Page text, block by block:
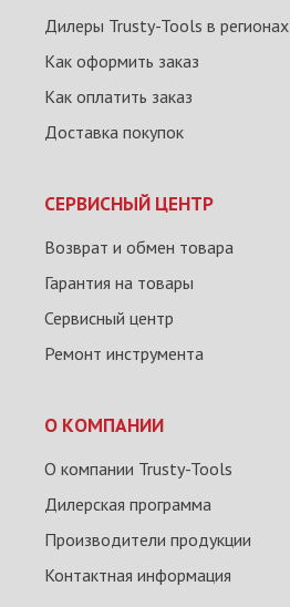
Дилеры Trusty-Tools в регионах
Как оформить заказ
Как оплатить заказ
Доставка покупок
СЕРВИСНЫЙ ЦЕНТР
Возврат и обмен товара
Гарантия на товары
Сервисный центр
Ремонт инструмента
О КОМПАНИИ
О компании Trusty-Tools
Дилерская программа
Производители продукции
Контактная информация